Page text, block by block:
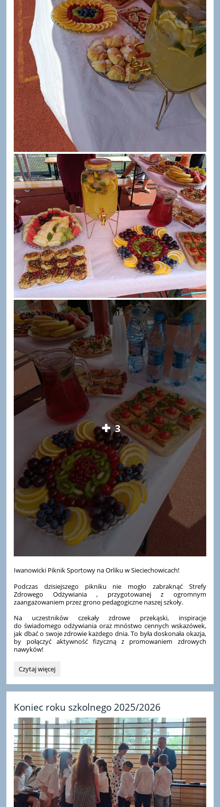
3
Iwanowicki Piknik Sportowy na Orliku w Sieciechowicach!
Podczas dzisiejszego pikniku nie mogło zabraknąć Strefy
Zdrowego Odżywiania , przygotowanej z ogromnym
zaangażowaniem przez grono pedagogiczne naszej szkoły.
Na uczestników czekały zdrowe przekąski, inspiracje
do świadomego odżywiania oraz mnóstwo cennych wskazówek,
jak dbać o swoje zdrowie każdego dnia. To była doskonała okazja,
by połączyć aktywność fizyczną z promowaniem zdrowych
nawyków!
Piknik
Sieciechowicach:
Czytaj więcej
Koniec roku szkolnego 2025/2026